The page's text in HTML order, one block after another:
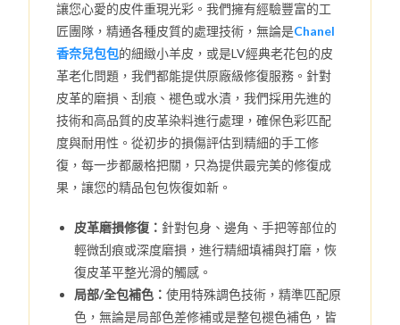
讓您心愛的皮件重現光彩。我們擁有經驗豐富的工
匠團隊，精通各種皮質的處理技術，無論是Chanel
香奈兒包包的細緻小羊皮，或是LV經典老花包的皮
革老化問題，我們都能提供原廠級修復服務。針對
皮革的磨損、刮痕、褪色或水漬，我們採用先進的
技術和高品質的皮革染料進行處理，確保色彩匹配
度與耐用性。從初步的損傷評估到精細的手工修
復，每一步都嚴格把關，只為提供最完美的修復成
果，讓您的精品包包恢復如新。
皮革磨損修復： 針對包身、邊角、手把等部位的
輕微刮痕或深度磨損，進行精細填補與打磨，恢
復皮革平整光滑的觸感。
局部/全包補色：使用特殊調色技術，精準匹配原
色，無論是局部色差修補或是整包褪色補色，皆